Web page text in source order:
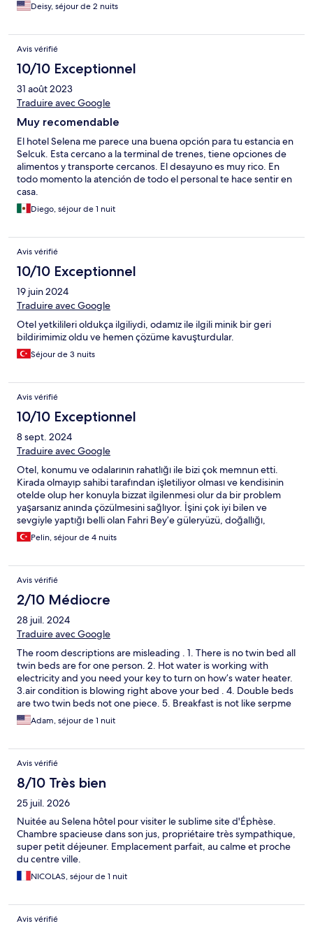
Deisy, séjour de 2 nuits
Avis vérifié
10/10 Exceptionnel
31 août 2023
Traduire avec Google
Muy recomendable
El hotel Selena me parece una buena opción para tu estancia en
Selcuk. Esta cercano a la terminal de trenes, tiene opciones de
alimentos y transporte cercanos. El desayuno es muy rico. En
todo momento la atención de todo el personal te hace sentir en
casa.
Diego, séjour de 1 nuit
Avis vérifié
10/10 Exceptionnel
19 juin 2024
Traduire avec Google
Otel yetkilileri oldukça ilgiliydi, odamız ile ilgili minik bir geri
bildirimimiz oldu ve hemen çözüme kavuşturdular.
Séjour de 3 nuits
Avis vérifié
10/10 Exceptionnel
8 sept. 2024
Traduire avec Google
Otel, konumu ve odalarının rahatlığı ile bizi çok memnun etti.
Kirada olmayıp sahibi tarafından işletiliyor olması ve kendisinin
otelde olup her konuyla bizzat ilgilenmesi olur da bir problem
yaşarsanız anında çözülmesini sağlıyor. İşini çok iyi bilen ve
sevgiyle yaptığı belli olan Fahri Bey’e güleryüzü, doğallığı,
hoşsohbeti ve misavirperverliği için çok teşekkür ederiz.
Selçuk’da bir evimiz ve dostumuz var artık diyebiliriz.
Pelin, séjour de 4 nuits
Avis vérifié
2/10 Médiocre
28 juil. 2024
Traduire avec Google
The room descriptions are misleading . 1. There is no twin bed all
twin beds are for one person. 2. Hot water is working with
electricity and you need your key to turn on how’s water heater.
3.air condition is blowing right above your bed . 4. Double beds
are two twin beds not one piece. 5. Breakfast is not like serpme
kahvaltı. It doesn’t worth to buy breakfast from there. Outside
you can buy breakfast 250 Turkish liras per person from
for hotel. 7. Streets are too tight to drive around and parking is
impossible. 8. Be aware of beds can be broken. One of our bed
was broken before. Other people also posted that deficiency .
9. The room is not that clean. 10. Bathroom is huge but there was
a mold on the ceiling of bathroom and room.
Adam, séjour de 1 nuit
Avis vérifié
8/10 Très bien
25 juil. 2026
Nuitée au Selena hôtel pour visiter le sublime site d'Éphèse.
Chambre spacieuse dans son jus, propriétaire très sympathique,
super petit déjeuner. Emplacement parfait, au calme et proche
du centre ville.
NICOLAS, séjour de 1 nuit
Avis vérifié